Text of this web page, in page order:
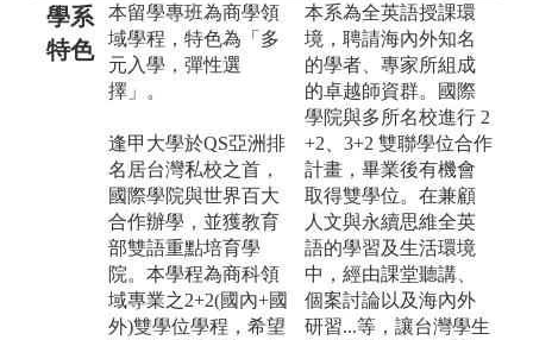
學系
特色
本留學專班為商學領
域學程，特色為「多
元入學，彈性選
擇」。
逢甲大學於QS亞洲排
名居台灣私校之首，
國際學院與世界百大
合作辦學，並獲教育
部雙語重點培育學
院。本學程為商科領
域專業之2+2(國內+國
外)雙學位學程，希望
本系為全英語授課環
境，聘請海內外知名
的學者、專家所組成
的卓越師資群。國際
學院與多所名校進行 2
+2、3+2 雙聯學位合作
計畫，畢業後有機會
取得雙學位。在兼顧
人文與永續思維全英
語的學習及生活環境
中，經由課堂聽講、
個案討論以及海內外
研習...等，讓台灣學生